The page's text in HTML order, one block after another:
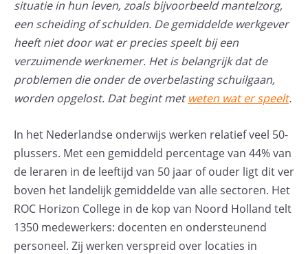
situatie in hun leven, zoals bijvoorbeeld mantelzorg,
een scheiding of schulden. De gemiddelde werkgever
heeft niet door wat er precies speelt bij een
verzuimende werknemer. Het is belangrijk dat de
problemen die onder de overbelasting schuilgaan,
worden opgelost. Dat begint metweten wat er speelt.
In het Nederlandse onderwijs werken relatief veel 50-
plussers. Met een gemiddeld percentage van 44% van
de leraren in de leeftijd van 50 jaar of ouder ligt dit ver
boven het landelijk gemiddelde van alle sectoren. Het
ROC Horizon College in de kop van Noord Holland telt
1350 medewerkers: docenten en ondersteunend
personeel. Zij werken verspreid over locaties in